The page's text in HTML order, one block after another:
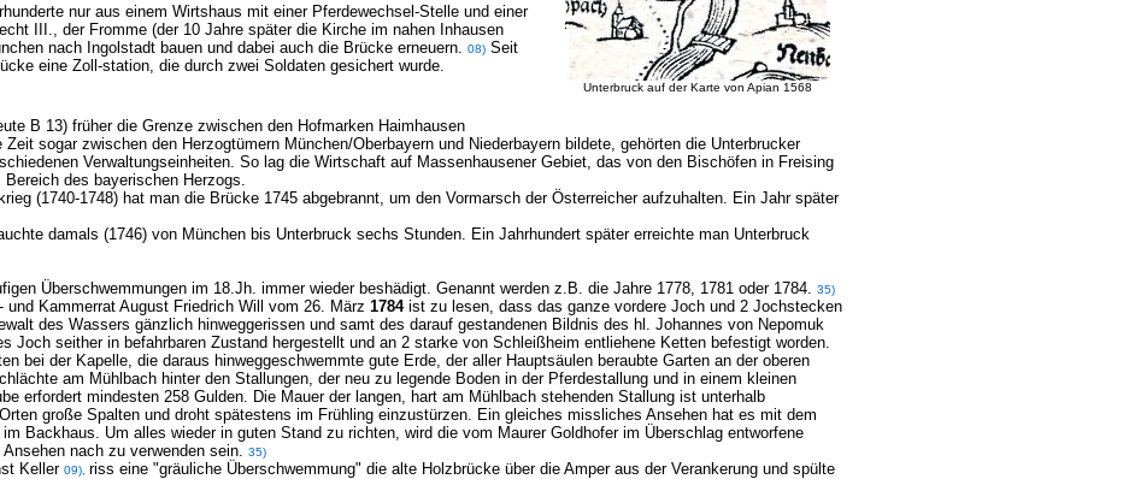
nur aus einem Wirtshaus mit einer Pferdewechsel-Stelle und einer
III., der Fromme (der 10 Jahre später die Kirche im nahen Inhausen
nach Ingolstadt bauen und dabei auch die Brücke erneuern.
08)Seit
eine Zoll-station, die durch zwei Soldaten gesichert wurde.
Unterbruck auf der Karte von Apian 1568
B 13) früher die Grenze zwischen den Hofmarken Haimhausen
sogar zwischen den Herzogtümern München/Oberbayern und Niederbayern bildete, gehörten die Unterbrucker
Verwaltungseinheiten. So lag die Wirtschaft auf Massenhausener Gebiet, das von den Bischöfen in Freising
des bayerischen Herzogs.
(1740-1748) hat man die Brücke 1745 abgebrannt, um den Vormarsch der Österreicher aufzuhalten. Ein Jahr später
damals (1746) von München bis Unterbruck sechs Stunden. Ein Jahrhundert später erreichte man Unterbruck
Überschwemmungen im 18.Jh. immer wieder beshädigt. Genannt werden z.B. die Jahre 1778, 1781 oder 1784. 35)
und Kammerrat August Friedrich Will vom 26. März 1784ist zu lesen, dass das ganze vordere Joch und 2 Jochstecken
des Wassers gänzlich hinweggerissen und samt des darauf gestandenen Bildnis des hl. Johannes von Nepomuk
Joch seither in befahrbaren Zustand hergestellt und an 2 starke von Schleißheim entliehene Ketten befestigt worden.
bei der Kapelle, die daraus hinweggeschwemmte gute Erde, der aller Hauptsäulen beraubte Garten an der oberen
am Mühlbach hinter den Stallungen, der neu zu legende Boden in der Pferdestallung und in einem kleinen
erfordert mindesten 258 Gulden. Die Mauer der langen, hart am Mühlbach stehenden Stallung ist unterhalb
große Spalten und droht spätestens im Frühling einzustürzen. Ein gleiches missliches Ansehen hat es mit dem
Backhaus. Um alles wieder in guten Stand zu richten, wird die vom Maurer Goldhofer im Überschlag entworfene
nach zu verwenden sein.
35)
Keller 09), riss eine "gräuliche Überschwemmung" die alte Holzbrücke über die Amper aus der Verankerung und spülte